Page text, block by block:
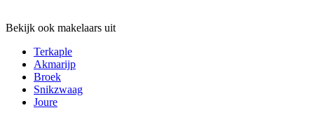
Bekijk ook makelaars uit
Terkaple
Akmarijp
Broek
Snikzwaag
Joure